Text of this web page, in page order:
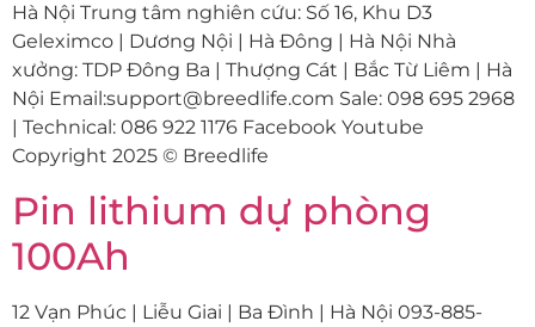
Hà Nội Trung tâm nghiên cứu: Số 16, Khu D3
Geleximco | Dương Nội | Hà Đông | Hà Nội Nhà
xưởng: TDP Đông Ba | Thượng Cát | Bắc Từ Liêm | Hà
Nội Email:support@breedlife.com Sale: 098 695 2968
| Technical: 086 922 1176 Facebook Youtube
Copyright 2025 © Breedlife
Pin lithium dự phòng
100Ah
12 Vạn Phúc | Liễu Giai | Ba Đình | Hà Nội 093-885-